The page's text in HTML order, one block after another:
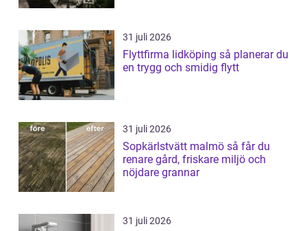
31 juli 2026
Flyttfirma lidköping så planerar du
en trygg och smidig flytt
31 juli 2026
Sopkärlstvätt malmö så får du
renare gård, friskare miljö och
nöjdare grannar
31 juli 2026